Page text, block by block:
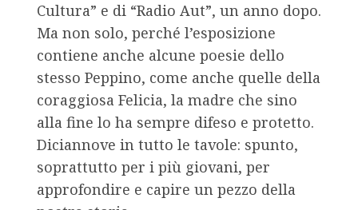
Cultura” e di “Radio Aut”, un anno dopo.
Ma non solo, perché l’esposizione
contiene anche alcune poesie dello
stesso Peppino, come anche quelle della
coraggiosa Felicia, la madre che sino
alla fine lo ha sempre difeso e protetto.
Diciannove in tutto le tavole: spunto,
soprattutto per i più giovani, per
approfondire e capire un pezzo della